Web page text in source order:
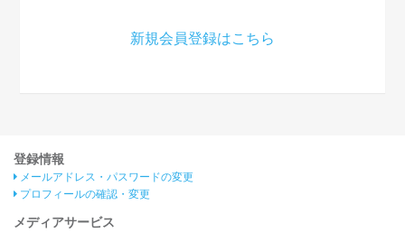
新規会員登録はこちら
登録情報
メールアドレス・パスワードの変更
プロフィールの確認・変更
メディアサービス